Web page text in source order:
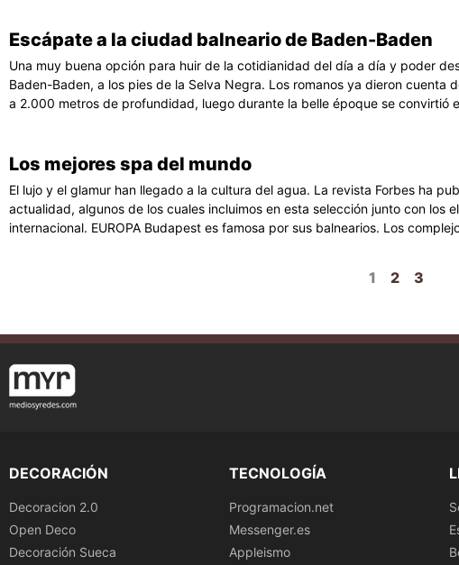
Escápate a la ciudad balneario de Baden-Baden
Una muy buena opción para huir de la cotidianidad del día a día y poder
Baden-Baden, a los pies de la Selva Negra. Los romanos ya dieron cuenta
a 2.000 metros de profundidad, luego durante la belle époque se convirtió
Los mejores spa del mundo
El lujo y el glamur han llegado a la cultura del agua. La revista Forbes ha
actualidad, algunos de los cuales incluimos en esta selección junto con los
internacional. EUROPA Budapest es famosa por sus balnearios. Los
1 2 3
DECORACIÓN
Decoracion 2.0
Open Deco
Decoración Sueca
TECNOLOGÍA
Programacion.net
Messenger.es
Appleismo